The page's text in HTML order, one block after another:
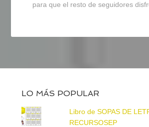
para que el resto de seguidores
LO MÁS POPULAR
Libro de SOPAS DE
RECURSOSEP